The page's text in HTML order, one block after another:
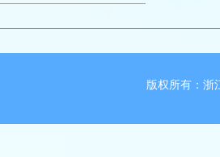
版权所有：